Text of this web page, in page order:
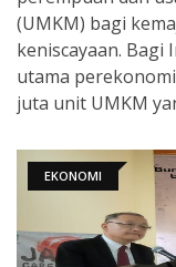
(UMKM) bagi
keniscayaan. Bagi
utama
juta unit UMKM
EKONOMI